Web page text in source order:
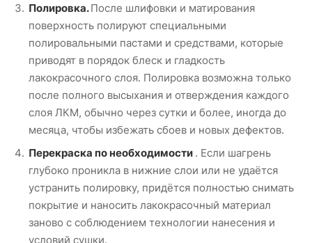
Полировка.После шлифовки и матирования
поверхность полируют специальными
полировальными пастами и средствами, которые
приводят в порядок блеск и гладкость
лакокрасочного слоя. Полировка возможна только
после полного высыхания и отверждения каждого
слоя ЛКМ, обычно через сутки и более, иногда до
месяца, чтобы избежать сбоев и новых дефектов.
Перекраска по необходимости . Если шагрень
глубоко проникла в нижние слои или не удаётся
устранить полировку, придётся полностью снимать
покрытие и наносить лакокрасочный материал
заново с соблюдением технологии нанесения и
условий сушки.